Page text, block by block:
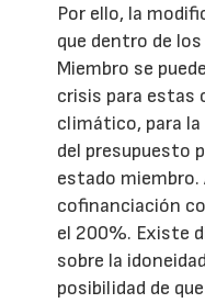
Por ello, la
que dentro de los
Miembro se
crisis para estas
climático, para
del presupuesto
estado miembro.
cofinanciación
el 200%. Existe
sobre la
posibilidad de